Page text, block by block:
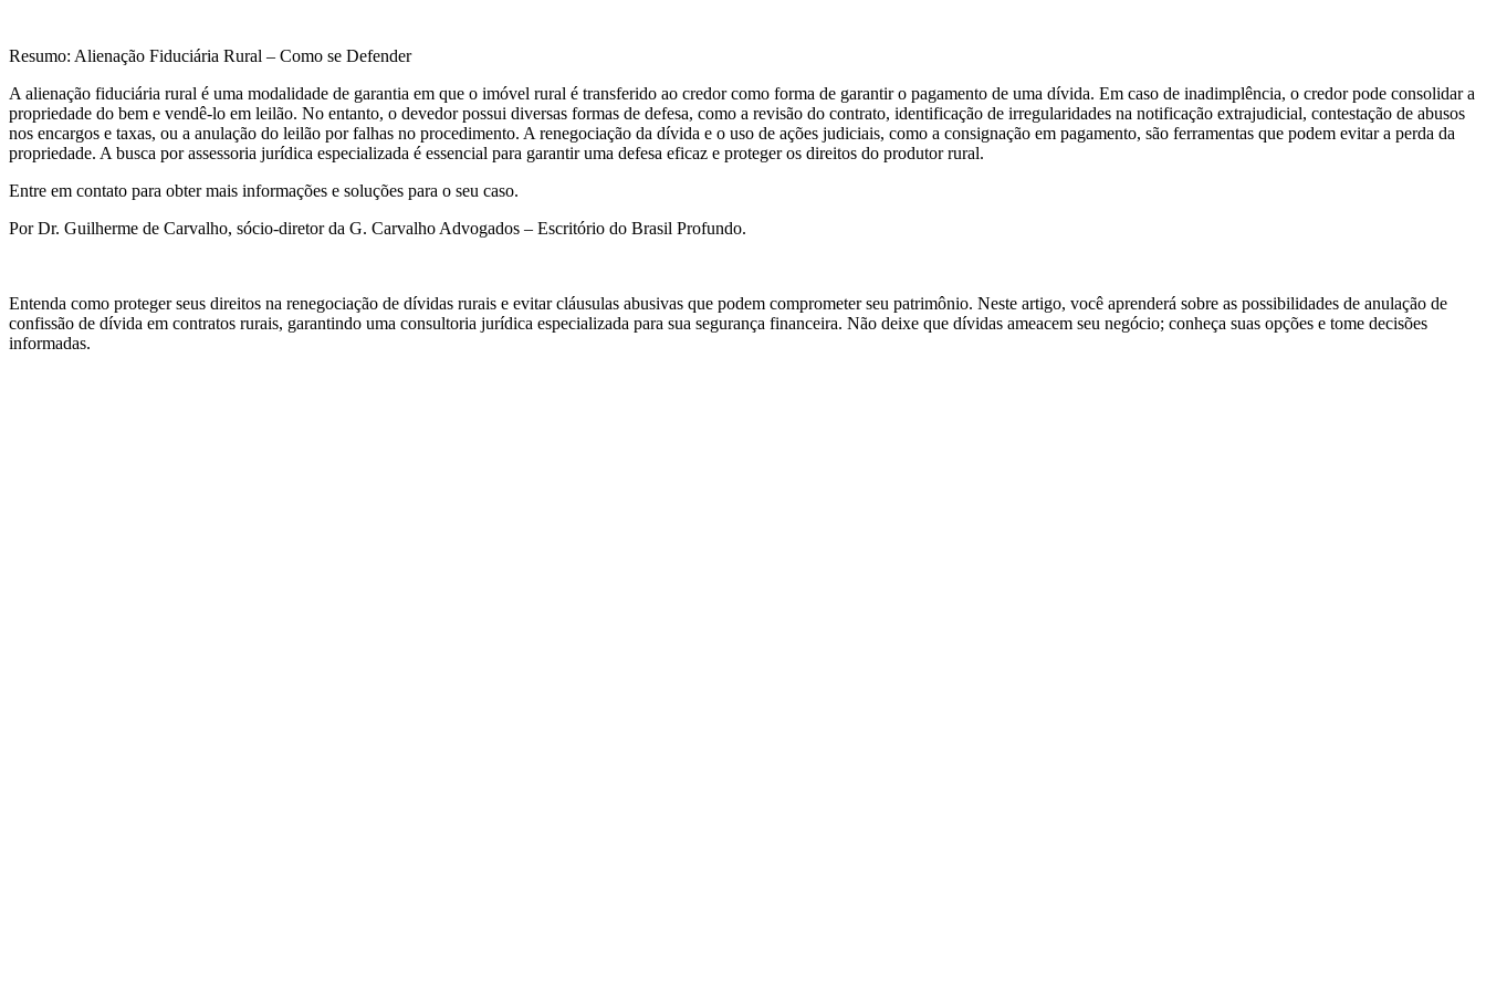
Resumo: Alienação Fiduciária Rural – Como se Defender
A alienação fiduciária rural é uma modalidade de garantia em que o imóvel rural é transferido ao credor como forma de garantir o pagamento de uma dívida. Em caso de inadimplência, o credor pode consolidar a
propriedade do bem e vendê-lo em leilão. No entanto, o devedor possui diversas formas de defesa, como a revisão do contrato, identificação de irregularidades na notificação extrajudicial, contestação de abusos
nos encargos e taxas, ou a anulação do leilão por falhas no procedimento. A renegociação da dívida e o uso de ações judiciais, como a consignação em pagamento, são ferramentas que podem evitar a perda da
propriedade. A busca por assessoria jurídica especializada é essencial para garantir uma defesa eficaz e proteger os direitos do produtor rural.
Entre em contato para obter mais informações e soluções para o seu caso.
Por Dr. Guilherme de Carvalho, sócio-diretor da G. Carvalho Advogados – Escritório do Brasil Profundo.
Entenda como proteger seus direitos na renegociação de dívidas rurais e evitar cláusulas abusivas que podem comprometer seu patrimônio. Neste artigo, você aprenderá sobre as possibilidades de anulação de
confissão de dívida em contratos rurais, garantindo uma consultoria jurídica especializada para sua segurança financeira. Não deixe que dívidas ameacem seu negócio; conheça suas opções e tome decisões
informadas.